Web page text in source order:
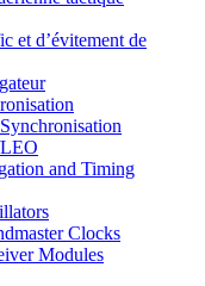
et d’évitement de
and Timing
Clocks
Modules